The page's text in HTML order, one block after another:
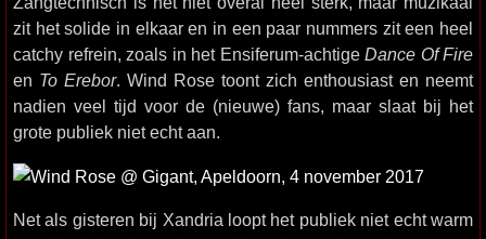
zit het solide in elkaar en in een paar nummers zit een heel
catchy refrein, zoals in het Ensiferum-achtige Dance Of Fire
en To Erebor. Wind Rose toont zich enthousiast en neemt
nadien veel tijd voor de (nieuwe) fans, maar slaat bij het
grote publiek niet echt aan.
Net als gisteren bij Xandria loopt het publiek niet echt warm